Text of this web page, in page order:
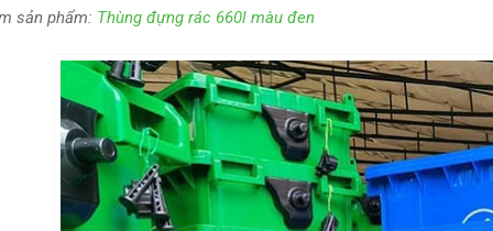
sản phẩm: Thùng đựng rác 660l màu đen